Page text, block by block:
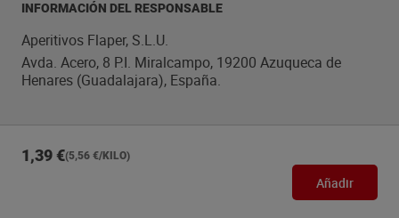
INFORMACIÓN DEL RESPONSABLE
Aperitivos Flaper, S.L.U.
Avda. Acero, 8 P.I. Miralcampo, 19200 Azuqueca de
Henares (Guadalajara), España.
1,39 €(5,56 €/KILO)
Añadir